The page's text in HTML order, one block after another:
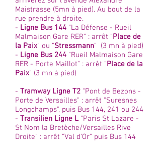
Maistrasse (5mn à pied). Au bout de la
rue prendre à droite.
- Ligne Bus 144 "La Défense - Rueil
Malmaison Gare RER" : arrêt "Place de
la Paix" ou "Stressmann" (3 mn à pied)
- Ligne Bus 244 "Rueil Malmaison Gare
RER - Porte Maillot" : arrêt "Place de la
Paix" (3 mn à pied)
- Tramway Ligne T2 "Pont de Bezons -
Porte de Versailles" : arrêt "Suresnes
Longchamps", puis Bus 144, 241 ou 244
- Transilien Ligne L"Paris St Lazare -
St Nom la Bretèche/Versailles Rive
Droite" : arrêt "Val d'Or" puis Bus 144